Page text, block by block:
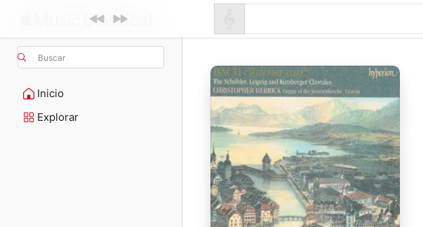
Buscar
Inicio
Explorar